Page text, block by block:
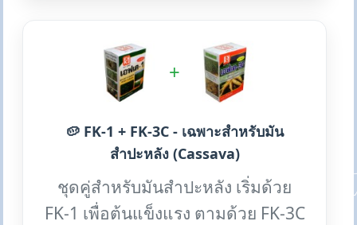
+
🥔 FK-1 + FK-3C - เฉพาะสำหรับมัน
สำปะหลัง (Cassava)
ชุดคู่สำหรับมันสำปะหลัง เริ่มด้วย
FK-1 เพื่อต้นแข็งแรง ตามด้วย FK-3C